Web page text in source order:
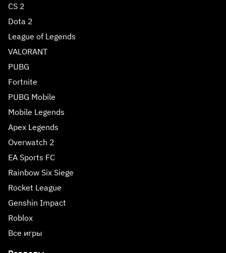
CS 2
Dota 2
League of Legends
VALORANT
PUBG
Fortnite
PUBG Mobile
Mobile Legends
Apex Legends
Overwatch 2
EA Sports FC
Rainbow Six Siege
Rocket League
Genshin Impact
Roblox
Все игры